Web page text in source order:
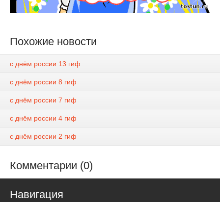
Похожие новости
с днём россии 13 гиф
с днём россии 8 гиф
с днём россии 7 гиф
с днём россии 4 гиф
с днём россии 2 гиф
Комментарии (0)
Навигация